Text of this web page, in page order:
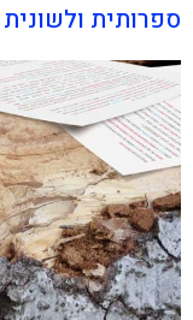
ספרותית ולשונית